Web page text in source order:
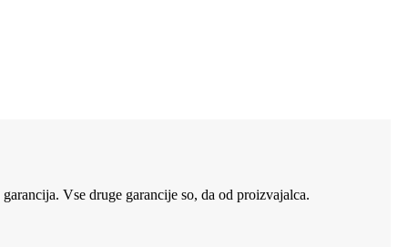
garancija. Vse druge garancije so, da od proizvajalca.